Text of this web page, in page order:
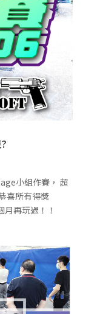
小組作賽， 超
喜所有得獎
再玩過！！